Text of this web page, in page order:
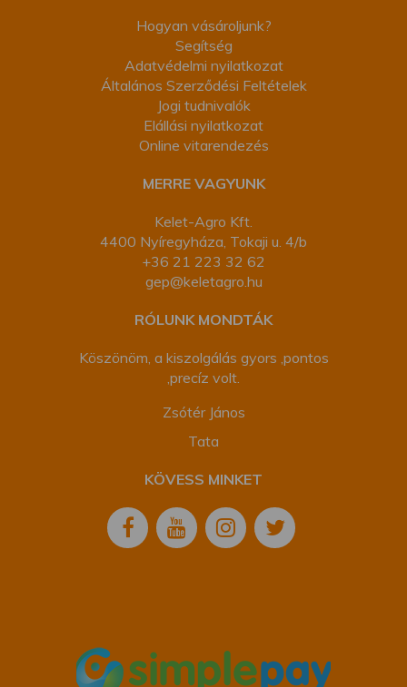
Hogyan vásároljunk?
Segítség
Adatvédelmi nyilatkozat
Általános Szerződési Feltételek
Jogi tudnivalók
Elállási nyilatkozat
Online vitarendezés
MERRE VAGYUNK
Kelet-Agro Kft.
4400 Nyíregyháza, Tokaji u. 4/b
+36 21 223 32 62
gep@keletagro.hu
RÓLUNK MONDTÁK
Köszönöm, a kiszolgálás gyors ,pontos
,precíz volt.
Zsótér János
Tata
KÖVESS MINKET